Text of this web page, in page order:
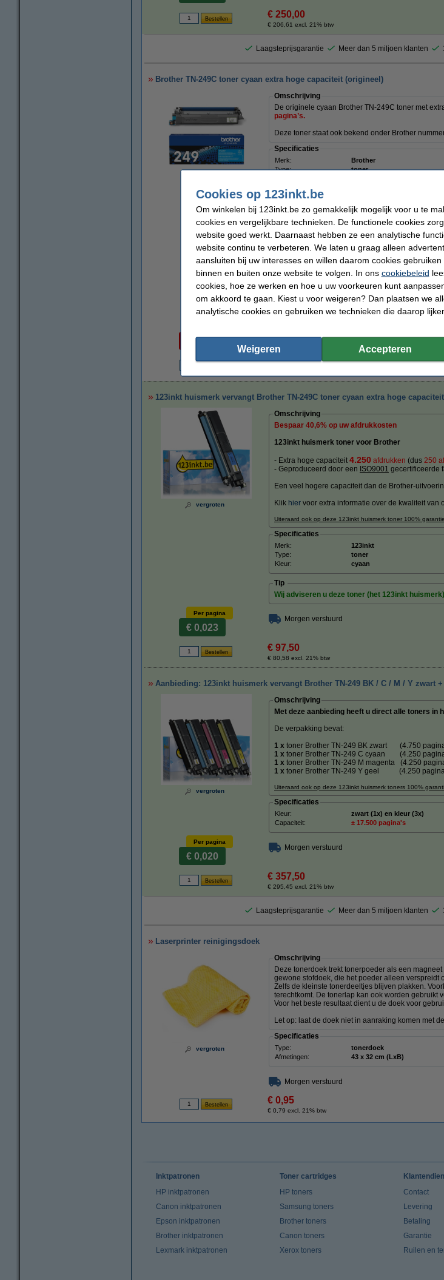
€ 250,00
€ 206,61 excl. 21% btw
Laagsteprijsgarantie Meer dan 5 miljoen klanten
Brother TN-249C toner cyaan extra hoge capaciteit (origineel)
Omschrijving
De originele cyaan Brother TN-249C toner met
pagina’s.
Deze toner staat ook bekend onder Brother
Specificaties
Merk: Brother
Type:
toner
Bespaar40,6%
Bespaar op uw afdrukkosten. Én print 250 pagina's meer
123inkt huismerk vervangt
capaciteit
€ 97,50
Tip
Wij adviseren u i.p.v. deze toner het 123inkt
€ 0,039
€ 154,50
123inkt huismerk vervangt Brother TN-249C toner cyaan extra hoge capaciteit
vergroten
Omschrijving
Bespaar 40,6% op uw afdrukkosten
123inkt huismerk toner voor Brother
- Extra hoge capaciteit 4.250 afdrukken (dus 250
- Geproduceerd door een ISO9001 gecertificeerde
Een veel hogere capaciteit dan de Brother-
Klik hier voor extra informatie over de kwaliteit van
Uiteraard ook op deze 123inkt huismerk toner 100% garantie.
Specificaties
Merk: 123inkt
Type:
toner
Kleur:
cyaan
Tip
Wij adviseren u deze toner (het 123inkt
Per pagina
€ 0,023
Morgen verstuurd
€ 97,50
€ 80,58 excl. 21% btw
Aanbieding: 123inkt huismerk vervangt Brother TN-249 BK / C / M / Y zwart
vergroten
Omschrijving
Met deze aanbieding heeft u direct alle toners in
De verpakking bevat:
1 x toner Brother TN-249 BK zwart (4.750
1 x toner Brother TN-249 C cyaan (4.250
1 x toner Brother TN-249 M magenta (4.250
1 x toner Brother TN-249 Y geel (4.250
Uiteraard ook op deze 123inkt huismerk toners 100%
Specificaties
Kleur: zwart (1x) en kleur (3x)
Capaciteit:
± 17.500 pagina's
Per pagina
€ 0,020
Morgen verstuurd
€ 357,50
€ 295,45 excl. 21% btw
Laagsteprijsgarantie Meer dan 5 miljoen klanten
Laserprinter reinigingsdoek
vergroten
Omschrijving
Deze tonerdoek trekt tonerpoeder als een
gewone stofdoek, die het poeder alleen verspreidt
Zelfs de kleinste tonerdeeltjes blijven plakken.
terechtkomt. De tonerlap kan ook worden gebruikt
Voor het beste resultaat dient u de doek voor
Let op: laat de doek niet in aanraking komen met
Specificaties
Type: tonerdoek
Afmetingen:
43 x 32 cm (LxB)
Morgen verstuurd
€ 0,95
€ 0,79 excl. 21% btw
Inktpatronen
HP inktpatronen
Canon inktpatronen
Epson inktpatronen
Brother inktpatronen
Lexmark inktpatronen
Toner cartridges
HP toners
Samsung toners
Brother toners
Canon toners
Xerox toners
Contact
Levering
Betaling
Garantie
Ruilen en
Cookies op 123inkt.be
Om winkelen bij 123inkt.be zo gemakkelijk mogelijk voor u te
cookies en vergelijkbare technieken. De functionele cookies
website goed werkt. Daarnaast hebben ze een analytische
website continu te verbeteren. We laten u graag alleen
aansluiten bij uw interesses en willen daarom cookies
binnen en buiten onze website te volgen. In ons cookiebeleid
cookies, hoe ze werken en hoe u uw voorkeuren kunt
om akkoord te gaan. Kiest u voor weigeren? Dan plaatsen we
analytische cookies en gebruiken we technieken die daarop
Weigeren Accepteren